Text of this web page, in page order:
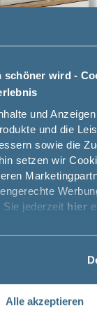
schöner wird -
und
und die
sowie die
setzen wir
Sie jederzeit hier
Alle akzeptieren
Boch Architectura
- 65 cm,
Hahnloch, Weiß
cm
Sie
Hahnloch
17 cm 37 cm
€
sich hier zu
an und
Ihre